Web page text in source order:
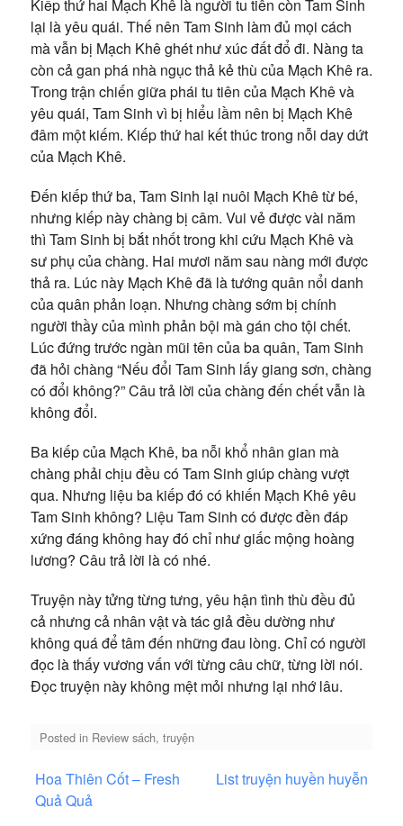
Kiếp thứ hai Mạch Khê là người tu tiên còn Tam Sinh
lại là yêu quái. Thế nên Tam Sinh làm đủ mọi cách
mà vẫn bị Mạch Khê ghét như xúc đất đổ đi. Nàng ta
còn cả gan phá nhà ngục thả kẻ thù của Mạch Khê ra.
Trong trận chiến giữa phái tu tiên của Mạch Khê và
yêu quái, Tam Sinh vì bị hiểu lầm nên bị Mạch Khê
đâm một kiếm. Kiếp thứ hai kết thúc trong nỗi day dứt
của Mạch Khê.
Đến kiếp thứ ba, Tam Sinh lại nuôi Mạch Khê từ bé,
nhưng kiếp này chàng bị câm. Vui vẻ được vài năm
thì Tam Sinh bị bắt nhốt trong khi cứu Mạch Khê và
sư phụ của chàng. Hai mươi năm sau nàng mới được
thả ra. Lúc này Mạch Khê đã là tướng quân nổi danh
của quân phản loạn. Nhưng chàng sớm bị chính
người thầy của mình phản bội mà gán cho tội chết.
Lúc đứng trước ngàn mũi tên của ba quân, Tam Sinh
đã hỏi chàng “Nếu đổi Tam Sinh lấy giang sơn, chàng
có đổi không?” Câu trả lời của chàng đến chết vẫn là
không đổi.
Ba kiếp của Mạch Khê, ba nỗi khổ nhân gian mà
chàng phải chịu đều có Tam Sinh giúp chàng vượt
qua. Nhưng liệu ba kiếp đó có khiến Mạch Khê yêu
Tam Sinh không? Liệu Tam Sinh có được đền đáp
xứng đáng không hay đó chỉ như giấc mộng hoàng
lương? Câu trả lời là có nhé.
Truyện này tửng từng tưng, yêu hận tình thù đều đủ
cả nhưng cả nhân vật và tác giả đều dường như
không quá để tâm đến những đau lòng. Chỉ có người
đọc là thấy vương vấn với từng câu chữ, từng lời nói.
Đọc truyện này không mệt mỏi nhưng lại nhớ lâu.
Posted in Review sách, truyện
Điều
hướng
Hoa Thiên Cốt – Fresh
Quả Quả
List truyện huyền huyễn